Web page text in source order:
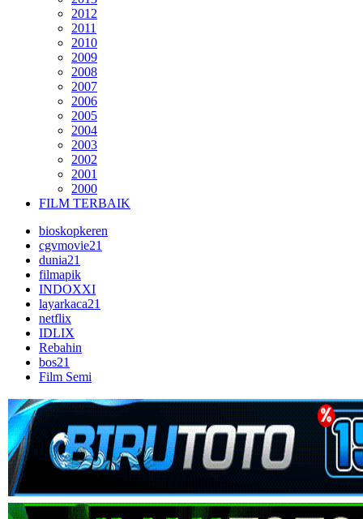
2012
2011
2010
2009
2008
2007
2006
2005
2004
2003
2002
2001
2000
FILM TERBAIK
bioskopkeren
cgvmovie21
dunia21
filmapik
INDOXXI
layarkaca21
netflix
IDLIX
Rebahin
bos21
Film Semi